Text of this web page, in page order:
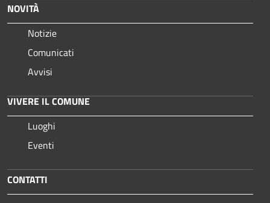
NOVITÀ
Notizie
Comunicati
Avvisi
VIVERE IL COMUNE
Luoghi
Eventi
CONTATTI